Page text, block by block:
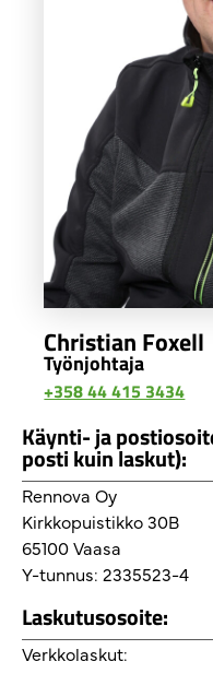
Christian Foxell
Työnjohtaja
+358 44 415 3434
Käynti- ja
posti kuin laskut):
Rennova Oy
Kirkkopuistikko 30B
65100 Vaasa
Y-tunnus: 2335523-4
Laskutusosoite:
Verkkolaskut: